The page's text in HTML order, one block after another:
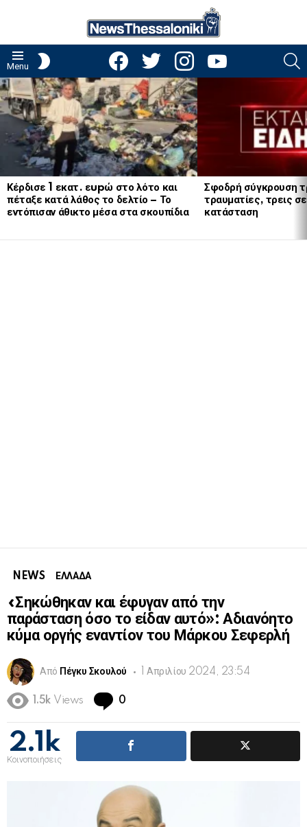
Menu
facebooktwitter instagramyoutube
LATEST
STORIES
Κέρδισε 1 εκατ. εupώ στο λότο και
πέταξε κατά λάθος το δελτίο – Το
εντόπισαν άθικτο μέσα στα σκουπίδια
Σφοδρή σύγκρουση
τραυματίες, τρεις
κατάσταση
NEWS ΕΛΛΑΔΑ
«Σηκώθηκαν και έφυγαν από την
παράσταση όσο το είδαν αυτό»: Αδιανόητο
κύμα οργής εναντίον του Μάρκου Σεφερλή
Από Πέγκυ Σκουλού 1 Απριλίου 2024, 23:54
1.5k Views 0
2.1k
Κοινοποιήσεις